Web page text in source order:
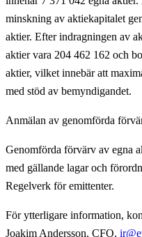
minskning av aktiekapitalet
aktier. Efter indragningen av
aktier vara 204 462 162 och
aktier, vilket innebär att
med stöd av bemyndigandet.
Anmälan av genomförda
Genomförda förvärv av egna
med gällande lagar och
Regelverk för emittenter.
För ytterligare information,
Joakim Andersson, CFO,